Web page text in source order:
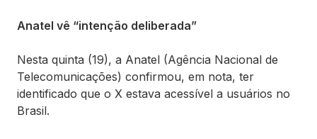
Anatel vê “intenção deliberada”
Nesta quinta (19), a Anatel (Agência Nacional de
Telecomunicações) confirmou, em nota, ter
identificado que o X estava acessível a usuários no
Brasil.